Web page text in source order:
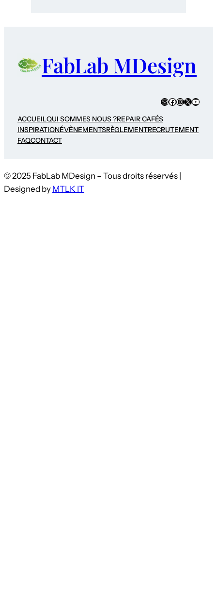
FabLab MDesign
E-mailFacebook
Instagram
X
ACCUEILQUI SOMMES NOUS ?REPAIR CAFÉS
INSPIRATIONÉVÈNEMENTSRÈGLEMENTRECRUTEMENT
FAQCONTACT
© 2025 FabLab MDesign – Tous droits réservés |
Designed by MTLK IT